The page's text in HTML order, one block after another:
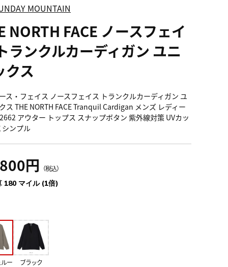
MOUNTAIN
NORTH FACE ノースフェイ
ランクルカーディガン ユニ
クス
ス・フェイス ノースフェイス トランクルカーディガン ユ
ス THE NORTH FACE Tranquil Cardigan メンズ レディー
アウター トップス スナップボタン 紫外線対策 UVカッ
シンプル
円 （税込）
180 マイル (1倍)
ー
ブラック